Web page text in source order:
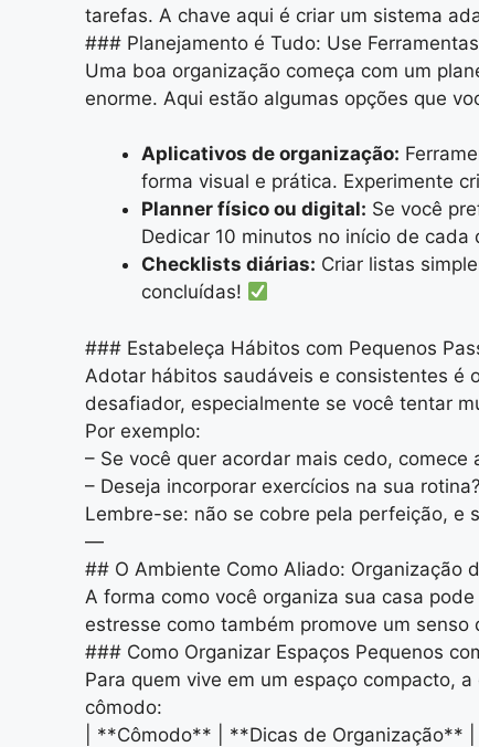
tarefas. A chave aqui é criar um sistema
### Planejamento é Tudo: Use
Uma boa organização começa com um
enorme. Aqui estão algumas opções que
Aplicativos de organização:
forma visual e prática. Experimente
Planner físico ou digital: Se você
Dedicar 10 minutos no início de
Checklists diárias: Criar listas
concluídas!
### Estabeleça Hábitos com Pequenos
Adotar hábitos saudáveis e consistentes é
desafiador, especialmente se você tentar
Por exemplo:
– Se você quer acordar mais cedo,
– Deseja incorporar exercícios na sua
Lembre-se: não se cobre pela perfeição, e
—
## O Ambiente Como Aliado: Organização
A forma como você organiza sua casa
estresse como também promove um senso
### Como Organizar Espaços Pequenos
Para quem vive em um espaço compacto,
cômodo:
| **Cômodo** | **Dicas de Organização** |